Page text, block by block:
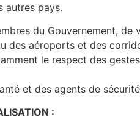
autres pays.
du Gouvernement, de
des aéroports et des
le respect des
et des agents de
: